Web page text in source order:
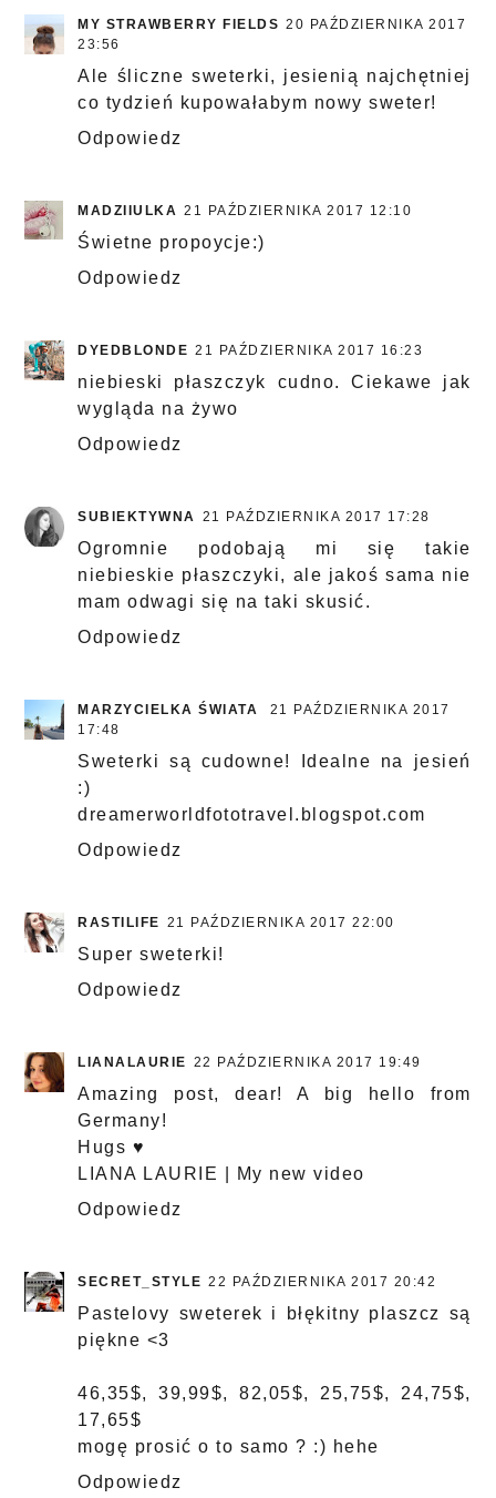
MY STRAWBERRY FIELDS 20 PAŹDZIERNIKA 2017
23:56
Ale śliczne sweterki, jesienią najchętniej
co tydzień kupowałabym nowy sweter!
Odpowiedz
MADZIIULKA 21 PAŹDZIERNIKA 2017 12:10
Świetne propoycje:)
Odpowiedz
DYEDBLONDE 21 PAŹDZIERNIKA 2017 16:23
niebieski płaszczyk cudno. Ciekawe jak
wygląda na żywo
Odpowiedz
SUBIEKTYWNA 21 PAŹDZIERNIKA 2017 17:28
Ogromnie podobają mi się takie
niebieskie płaszczyki, ale jakoś sama nie
mam odwagi się na taki skusić.
Odpowiedz
MARZYCIELKA ŚWIATA
21 PAŹDZIERNIKA 2017
17:48
Sweterki są cudowne! Idealne na jesień
:)
dreamerworldfototravel.blogspot.com
Odpowiedz
RASTILIFE 21 PAŹDZIERNIKA 2017 22:00
Super sweterki!
Odpowiedz
LIANALAURIE 22 PAŹDZIERNIKA 2017 19:49
Amazing post, dear! A big hello from
Germany!
Hugs ♥
LIANA LAURIE
My new video
Odpowiedz
SECRET_STYLE 22 PAŹDZIERNIKA 2017 20:42
Pastelovy sweterek i błękitny plaszcz są
piękne <3
46,35$, 39,99$, 82,05$, 25,75$, 24,75$,
17,65$
mogę prosić o to samo ? :) hehe
Odpowiedz